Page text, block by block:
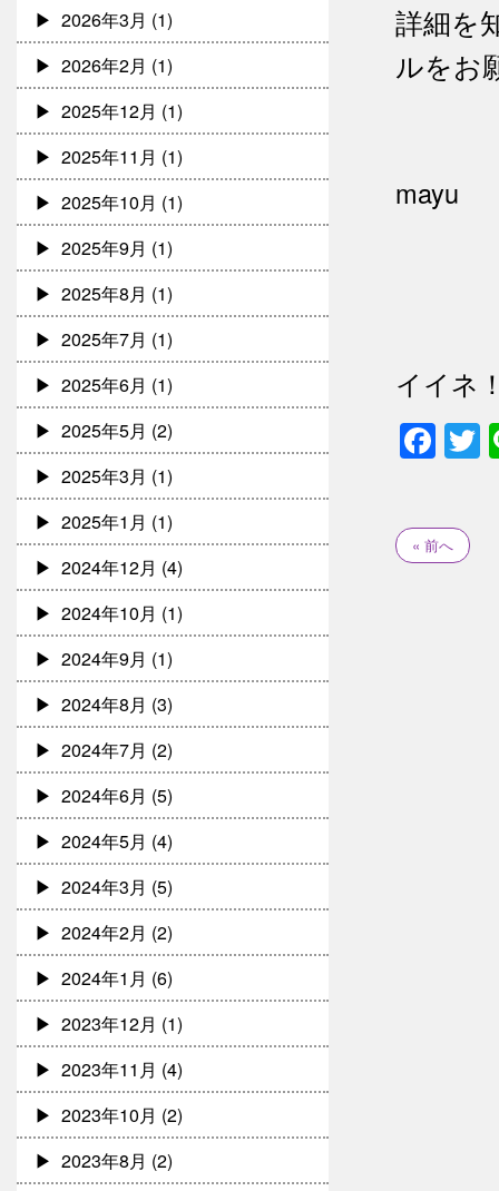
詳細を
ルをお
mayu
イイネ
« 前へ
2026年3月 (1)
2026年2月 (1)
2025年12月 (1)
2025年11月 (1)
2025年10月 (1)
2025年9月 (1)
2025年8月 (1)
2025年7月 (1)
2025年6月 (1)
2025年5月 (2)
2025年3月 (1)
2025年1月 (1)
2024年12月 (4)
2024年10月 (1)
2024年9月 (1)
2024年8月 (3)
2024年7月 (2)
2024年6月 (5)
2024年5月 (4)
2024年3月 (5)
2024年2月 (2)
2024年1月 (6)
2023年12月 (1)
2023年11月 (4)
2023年10月 (2)
2023年8月 (2)